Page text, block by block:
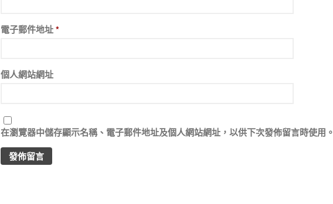
電子郵件地址*
個人網站網址
在瀏覽器中儲存顯示名稱、電子郵件地址及個人網站網址，以供下次發佈留言時使用。